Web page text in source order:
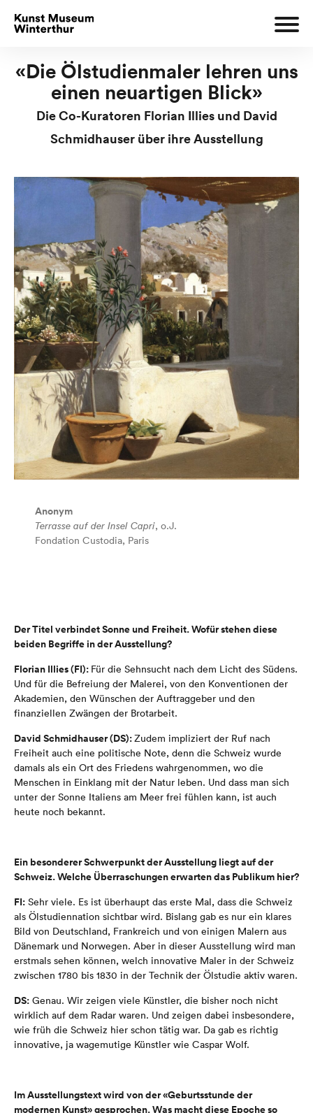
«Die Ölstudienmaler lehren uns
einen neuartigen Blick»
Die Co-Kuratoren Florian Illies und David
Schmidhauser über ihre Ausstellung
Anonym
Terrasse auf der Insel Capri, o.J.
Fondation Custodia, Paris
Der Titel verbindet Sonne und Freiheit. Wofür stehen diese
beiden Begriffe in der Ausstellung?
Florian Illies (FI): Für die Sehnsucht nach dem Licht des Südens.
Und für die Befreiung der Malerei, von den Konventionen der
Akademien, den Wünschen der Auftraggeber und den
finanziellen Zwängen der Brotarbeit.
David Schmidhauser (DS):Zudem impliziert der Ruf nach
Freiheit auch eine politische Note, denn die Schweiz wurde
damals als ein Ort des Friedens wahrgenommen, wo die
Menschen in Einklang mit der Natur leben. Und dass man sich
unter der Sonne Italiens am Meer frei fühlen kann, ist auch
heute noch bekannt.
Ein besonderer Schwerpunkt der Ausstellung liegt auf der
Schweiz. Welche Überraschungen erwarten das Publikum hier?
FI: Sehr viele. Es ist überhaupt das erste Mal, dass die Schweiz
als Ölstudiennation sichtbar wird. Bislang gab es nur ein klares
Bild von Deutschland, Frankreich und von einigen Malern aus
Dänemark und Norwegen. Aber in dieser Ausstellung wird man
erstmals sehen können, welch innovative Maler in der Schweiz
zwischen 1780 bis 1830 in der Technik der Ölstudie aktiv waren.
DS: Genau. Wir zeigen viele Künstler, die bisher noch nicht
wirklich auf dem Radar waren. Und zeigen dabei insbesondere,
wie früh die Schweiz hier schon tätig war. Da gab es richtig
innovative, ja wagemutige Künstler wie Caspar Wolf.
Im Ausstellungstext wird von der «Geburtsstunde der
modernen Kunst» gesprochen. Was macht diese Epoche so